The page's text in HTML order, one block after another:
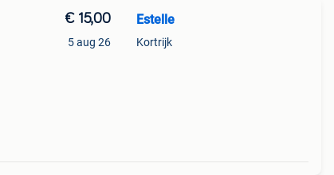
€ 15,00
5 aug 26
Estelle
Kortrijk